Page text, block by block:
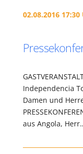
02.08.2016
Independencia
Damen und
aus Angola,